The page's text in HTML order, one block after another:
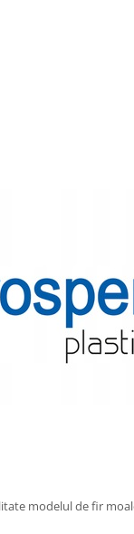
modelul de fir